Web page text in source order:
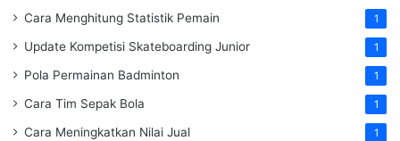
Cara Menghitung Statistik Pemain 1
Update Kompetisi Skateboarding Junior 1
Pola Permainan Badminton 1
Cara Tim Sepak Bola 1
Cara Meningkatkan Nilai Jual 1